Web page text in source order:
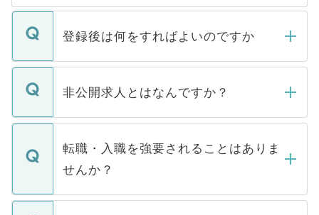
登録後は何をすればよいのですか
ご登録いただきましたら、弊社担当者がご
登録内容を確認し、その後メールもしくは
ます。通常、5営業日以内にはご連絡をせて
いただきますので、しばらくお待ちくださ
非公開求人とはなんですか？
マイナビDOCTORで取り扱っている求人の
うち約3割は、Webサイトからご覧いただ
けない「非公開求人」です。非公開求人は
下記の理由によって、一般には公開してい
ません。
転職・入職を強要されることはありま
せんか？
転職・入職を強要することは一切ありませ